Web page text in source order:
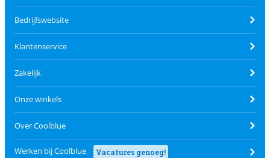
Bedrijfswebsite
Klantenservice
Zakelijk
Onze winkels
Over Coolblue
Werken bij Coolblue Vacatures genoeg!